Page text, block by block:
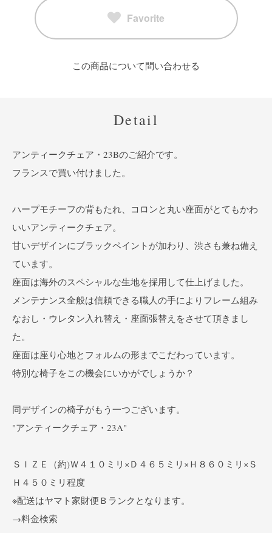
Favorite
この商品について問い合わせる
Detail
アンティークチェア・23Bのご紹介です。
フランスで買い付けました。
ハープモチーフの背もたれ、コロンと丸い座面がとてもかわ
いいアンティークチェア。
甘いデザインにブラックペイントが加わり、渋さも兼ね備え
ています。
座面は海外のスペシャルな生地を採用して仕上げました。
メンテナンス全般は信頼できる職人の手によりフレーム組み
なおし・ウレタン入れ替え・座面張替えをさせて頂きまし
た。
座面は座り心地とフォルムの形までこだわっています。
特別な椅子をこの機会にいかがでしょうか？
同デザインの椅子がもう一つございます。
"アンティークチェア・23A"
ＳＩＺＥ（約)Ｗ４１０ミリ×Ｄ４６５ミリ×Ｈ８６０ミリ×Ｓ
Ｈ４５０ミリ程度
※配送はヤマト家財便Ｂランクとなります。
→料金検索